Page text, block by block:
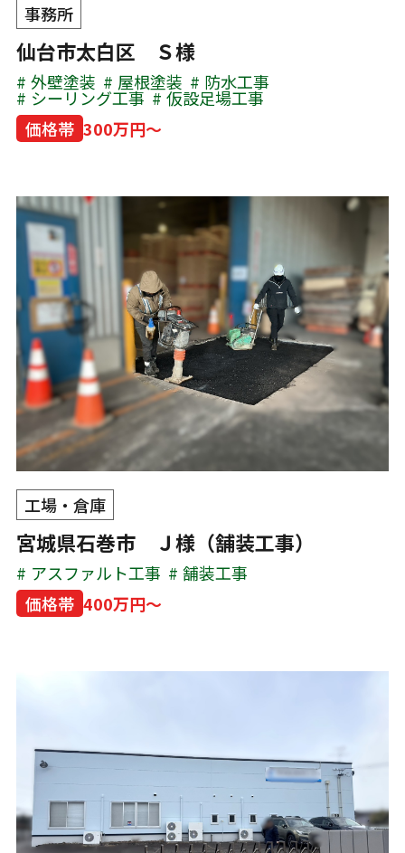
事務所
仙台市太白区 Ｓ様
外壁塗装 屋根塗装 防水工事
シーリング工事
仮設足場工事
価格帯 300万円～
工場・倉庫
宮城県石巻市 Ｊ様（舗装工事）
アスファルト工事
舗装工事
価格帯 400万円～